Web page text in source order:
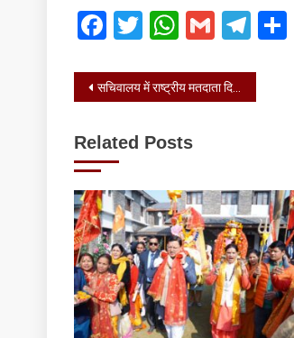
Facebook
Twitter
WhatsApp
Gmail
Post
सचिवालय में राष्ट्रीय मतदाता दिवस की तैयारियों के संबंध में देहरादून जिले के अधिकारियों के साथ बैठक की
Related Posts